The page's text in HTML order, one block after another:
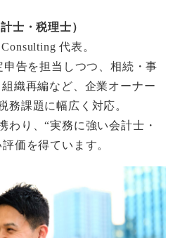
士・税理士）
代表。
申告を担当しつつ、相続・事
織再編など、企業オーナー
務課題に幅広く対応。
わり、“実務に強い会計士・
価を得ています。